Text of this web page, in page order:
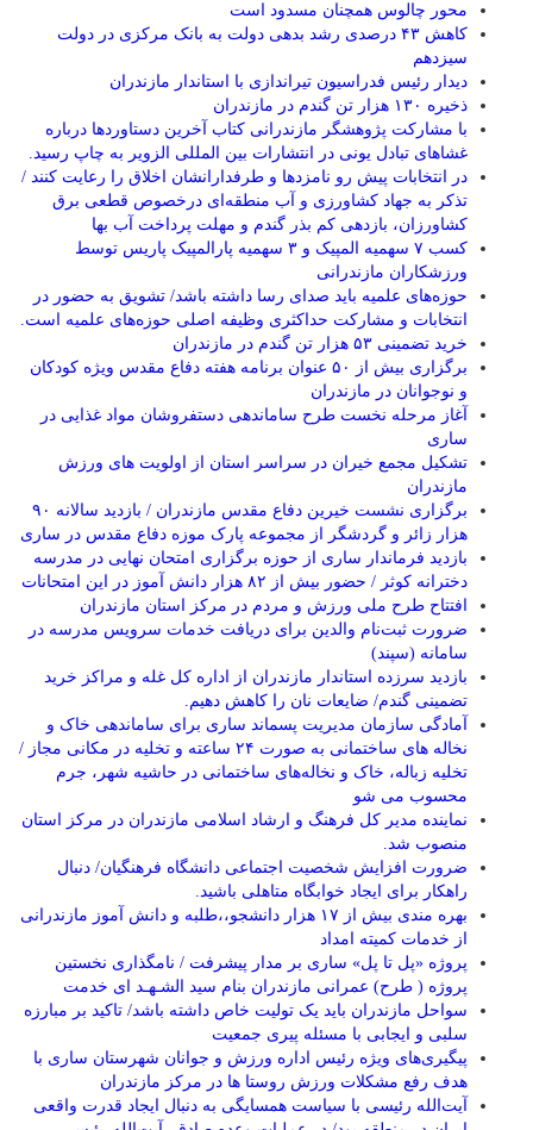
محور چالوس همچنان مسدود است
کاهش ۴۳ درصدی رشد بدهی دولت به بانک مرکزی در دولت
سیزدهم
دیدار رئیس فدراسیون تیراندازی با استاندار مازندران
ذخیره ۱۳۰ هزار تن گندم در مازندران
با مشارکت پژوهشگر مازندرانی كتاب آخرین دستاوردها درباره
غشاهای تبادل یونی در انتشارات بین المللی الزویر به چاپ رسید.
در انتخابات پیش رو نامزدها و طرفدارانشان اخلاق را رعایت کنند /
تذکر به جهاد کشاورزی و آب منطقه‌ای درخصوص قطعی برق
کشاورزان، بازدهی کم بذر گندم و مهلت پرداخت آب بها
کسب ۷ سهمیه المپیک و ۳ سهمیه پارالمپیک پاریس توسط
ورزشکاران مازندرانی
حوزه‌های علمیه باید صدای رسا داشته باشد/ تشویق به حضور در
انتخابات و مشارکت حداکثری وظیفه اصلی حوزه‌های علمیه است.
خرید تضمینی ۵۳ هزار تن گندم در مازندران
برگزاری بیش از ۵۰ عنوان برنامه هفته دفاع مقدس ویژه کودکان
و نوجوانان در مازندران
آغاز مرحله نخست طرح ساماندهی دستفروشان مواد غذایی در
ساری
تشکیل مجمع خیران در سراسر استان از اولویت های ورزش
مازندران
برگزاری نشست خیرین دفاع مقدس مازندران / بازدید سالانه ۹۰
هزار زائر و گردشگر از مجموعه پارک موزه دفاع مقدس در ساری
بازدید فرماندار ساری از حوزه برگزاری امتحان نهایی در مدرسه
دخترانه کوثر / حضور بیش از ۸۲ هزار دانش آموز در این امتحانات
افتتاح طرح ملی ورزش و مردم در مرکز استان مازندران
ضرورت ثبت‌نام والدین برای دریافت خدمات سرویس مدرسه در
سامانه (سپند)
بازدید سرزده استاندار مازندران از اداره کل غله و مراکز خرید
تضمینی گندم/ ضایعات نان را کاهش دهیم.
آمادگی سازمان مدیریت پسماند ساری برای ساماندهی خاک و
نخاله های ساختمانی به صورت ۲۴ ساعته و تخلیه در مکانی مجاز /
تخلیه زباله، خاک و نخاله‌های ساختمانی در حاشیه شهر، جرم
محسوب می شو
نماینده مدیر کل فرهنگ و ارشاد اسلامی مازندران در مرکز استان
منصوب شد.
ضرورت افزایش شخصیت اجتماعی دانشگاه فرهنگیان/ دنبال
راهکار برای ایجاد خوابگاه متاهلی باشید.
بهره مندی بیش از ۱۷ هزار دانشجو،،طلبه و دانش آموز مازندرانی
از خدمات کمیته امداد
پروژه «پل تا پل» ساری بر مدار پیشرفت / نامگذاری نخستین
پروژه ( طرح) عمرانی مازندران بنام سید الشـهـد ای خدمت
سواحل مازندران باید یک تولیت خاص داشته باشد/ تاکید بر مبارزه
سلبی و ایجابی با مسئله پیری جمعیت
پیگیری‌های ویژه رئیس اداره ورزش و جوانان شهرستان ساری با
هدف رفع مشکلات ورزش روستا ها در مرکز مازندران
آیت‌الله رئیسی با سیاست همسایگی به دنبال ایجاد قدرت واقعی